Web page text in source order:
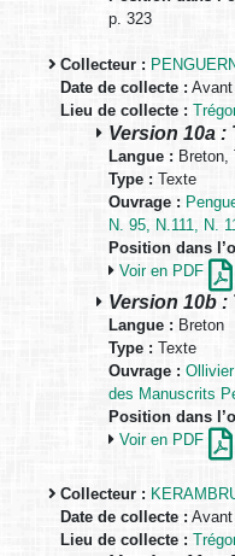
p. 323
Collecteur :
Date de collecte :
Lieu de collecte :
Version 10a :
Langue : Breton,
Type : Texte
Ouvrage :
N. 95, N.111, N.
Position dans
Voir en PDF
Version 10b :
Langue : Breton
Type : Texte
Ouvrage :
des Manuscrits
Position dans
Voir en PDF
Collecteur :
Date de collecte :
Lieu de collecte :